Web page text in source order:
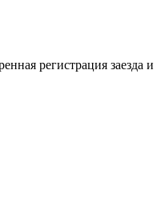
регистрация заезда и